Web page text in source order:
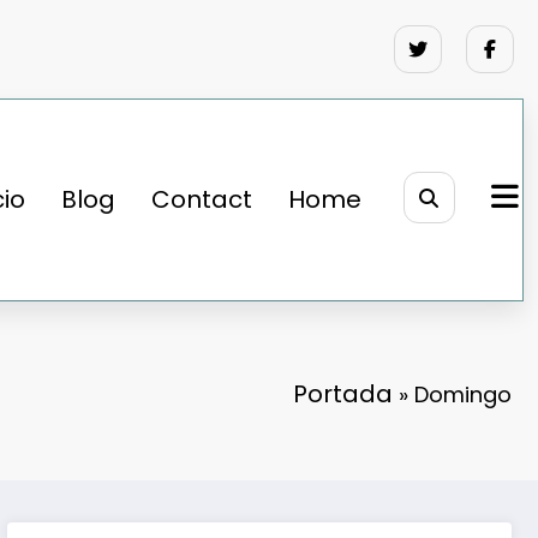
Blog Contact Home
Portada » Domingo